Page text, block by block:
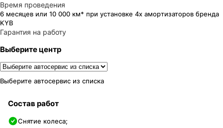
Время проведения
6 месяцев или 10 000 км* при установке 4х амортизаторов бренда
KYB
Гарантия на работу
Выберите центр
Выберите автосервис из списка
Состав работ
Снятие колеса;